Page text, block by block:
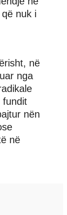
nuk i
në
nga
fundit
nën
në